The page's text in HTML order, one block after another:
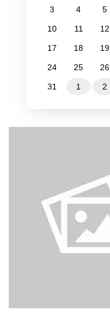
3 4 5
10 11 12
17 18 19
24 25 26
31 1 2